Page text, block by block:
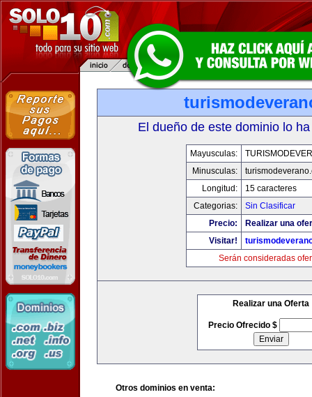
El dueño de este dominio lo
Mayusculas:
Minusculas:
Longitud:
15 caracteres
Categorias:
Sin Clasificar
Precio:
Realizar una
Visitar!
Serán consideradas
Realizar una Oferta
Precio Ofrecido $
Otros dominios en venta: